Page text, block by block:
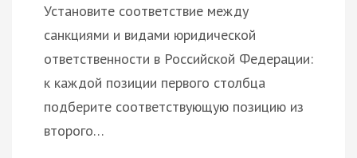
Установите соответствие между
санкциями и видами юридической
ответственности в Российской Федерации:
к каждой позиции первого столбца
подберите соответствующую позицию из
второго…